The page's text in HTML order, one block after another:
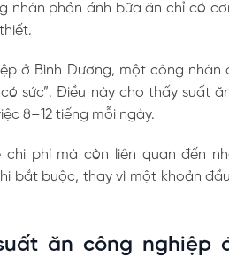
nhân phản ánh bữa ăn chỉ có
ở Bình Dương, một công nhân
sức”. Điều này cho thấy suất
8–12 tiếng mỗi ngày.
phí mà còn liên quan đến
bắt buộc, thay vì một khoản
ăn công nghiệp